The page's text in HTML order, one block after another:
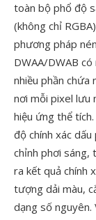
toàn bộ phổ độ
(không chỉ
phương pháp
DWAA/DWAB
nhiều phần chứa
nơi mỗi pixel lưu
hiệu ứng thể
độ chính xác dấu
chỉnh phơi sáng,
ra kết quả chính
tượng dải màu,
dạng số nguyên.